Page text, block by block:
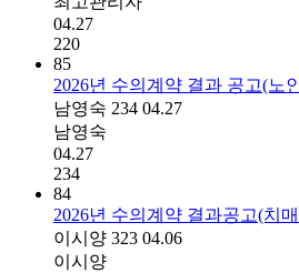
04.27
220
85
2026년 수의계약 결과 공고(노
남영숙 234 04.27
남영숙
04.27
234
84
2026년 수의계약 결과공고(치
이시양 323 04.06
이시양